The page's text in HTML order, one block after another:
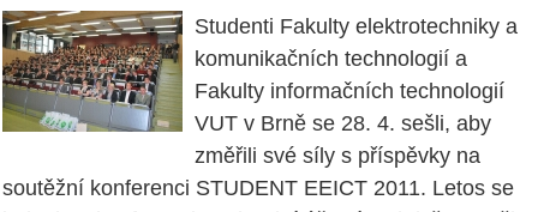
Studenti Fakulty elektrotechniky a
komunikačních technologií a
Fakulty informačních technologií
VUT v Brně se 28. 4. sešli, aby
změřili své síly s příspěvky na
soutěžní konferenci STUDENT EEICT 2011. Letos se